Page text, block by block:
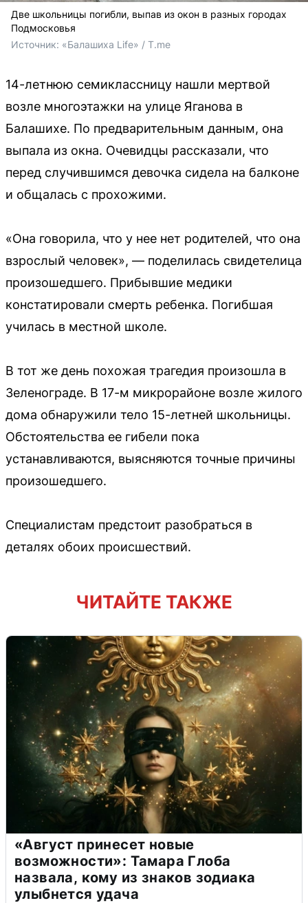
Две школьницы погибли, выпав из окон в разных городах
Подмосковья
Источник: «Балашиха Life» / T.me
14-летнюю семиклассницу нашли мертвой
возле многоэтажки на улице Яганова в
Балашихе. По предварительным данным, она
выпала из окна. Очевидцы рассказали, что
перед случившимся девочка сидела на балконе
и общалась с прохожими.
«Она говорила, что у нее нет родителей, что она
взрослый человек», — поделилась свидетелица
произошедшего. Прибывшие медики
констатировали смерть ребенка. Погибшая
училась в местной школе.
В тот же день похожая трагедия произошла в
Зеленограде. В 17-м микрорайоне возле жилого
дома обнаружили тело 15-летней школьницы.
Обстоятельства ее гибели пока
устанавливаются, выясняются точные причины
произошедшего.
Специалистам предстоит разобраться в
деталях обоих происшествий.
ЧИТАЙТЕ ТАКЖЕ
«Август принесет новые
возможности»: Тамара Глоба
назвала, кому из знаков зодиака
улыбнется удача